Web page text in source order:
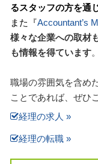
るスタッフの方を通
また『Accountant’s
様々な企業への取材
も情報を得ています。
職場の雰囲気を含め
ことであれば、ぜひ
経理の求人 »
経理の転職 »